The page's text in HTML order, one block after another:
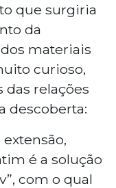
que surgiria
da
materiais
curioso,
das relações
descoberta:
é a solução
com o qual